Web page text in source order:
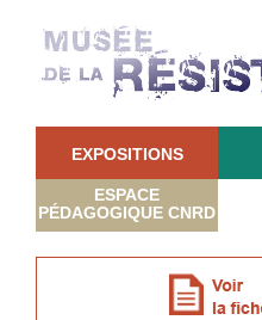
EXPOSITIONS
ESPACE
PÉDAGOGIQUE CNRD